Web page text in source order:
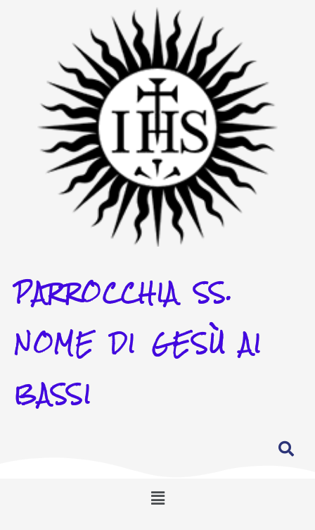
PARROCCHIA SS.
NOME DI GESÙ AI
BASSI
Menu